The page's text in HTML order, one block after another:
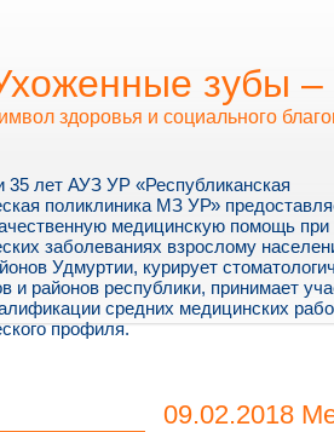
зубы –
здоровья и социального
35 лет АУЗ УР «Республиканская
поликлиника МЗ УР»
медицинскую помощь при
заболеваниях взрослому
Удмуртии, курирует
и районов республики, принимает
средних медицинских
профиля.
09.02.2018